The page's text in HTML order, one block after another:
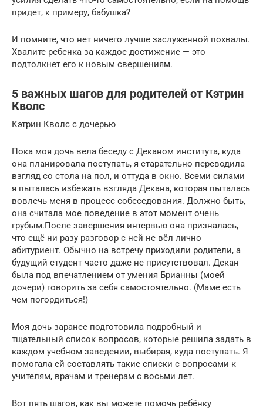
придет, к примеру, бабушка?
И помните, что нет ничего лучше заслуженной похвалы.
Хвалите ребенка за каждое достижение — это
подтолкнет его к новым свершениям.
5 важных шагов для родителей от Кэтрин
Кволс
Кэтрин Кволс с дочерью
Пока моя дочь вела беседу с Деканом института, куда
она планировала поступать, я старательно переводила
взгляд со стола на пол, и оттуда в окно. Всеми силами
я пыталась избежать взгляда Декана, которая пыталась
вовлечь меня в процесс собеседования. Должно быть,
она считала мое поведение в этот момент очень
грубым.После завершения интервью она призналась,
что ещё ни разу разговор с ней не вёл лично
абитуриент. Обычно на встречу приходили родители, а
будущий студент часто даже не присутствовал. Декан
была под впечатлением от умения Брианны (моей
дочери) говорить за себя самостоятельно. (Маме есть
чем погордиться!)
Моя дочь заранее подготовила подробный и
тщательный список вопросов, которые решила задать в
каждом учебном заведении, выбирая, куда поступать. Я
помогала ей составлять такие списки с вопросами к
учителям, врачам и тренерам с восьми лет.
Вот пять шагов, как вы можете помочь ребёнку